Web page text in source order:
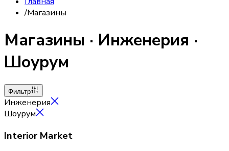
/Магазины
Магазины · Инженерия ·
Шоурум
Фильтр
Инженерия
Шоурум
Interior Market